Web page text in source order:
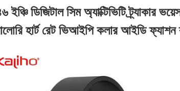
ইঞ্চি ডিজিটাল সিম অ্যাক্টিভিটি ট্র্যাকার
হার্ট রেট ভিআইপি কলার আইডি